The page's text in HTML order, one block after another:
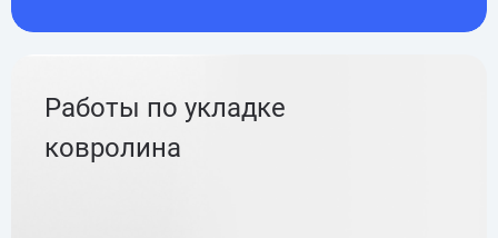
Работы по укладке
ковролина